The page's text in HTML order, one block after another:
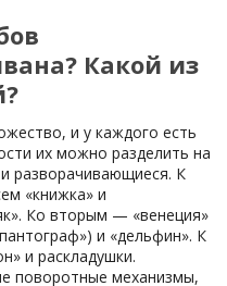
Какой из
и у каждого есть
их можно разделить на
разворачивающиеся. К
«книжка» и
Ко вторым — «венеция»
и «дельфин». К
и раскладушки.
поворотные механизмы,